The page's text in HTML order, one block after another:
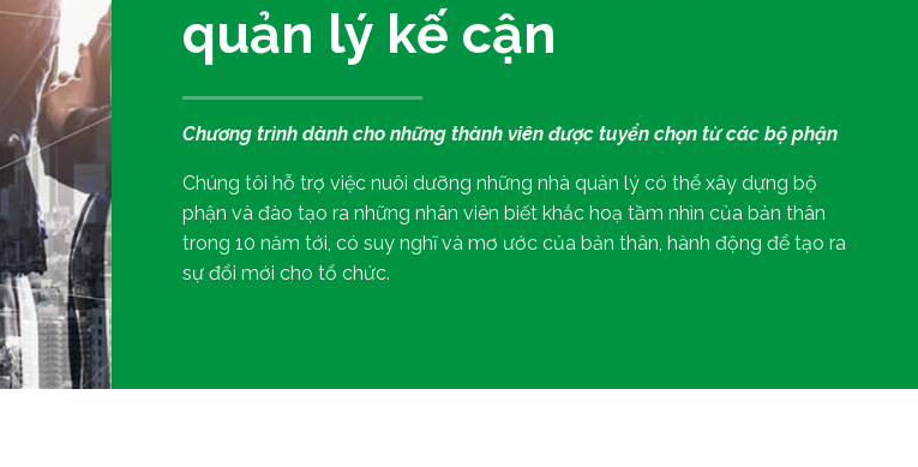
quản lý kế cận
Chương trình dành cho những thành viên được tuyển chọn từ các bộ phận
Chúng tôi hỗ trợ việc nuôi dưỡng những nhà quản lý có thể xây dựng bộ
phận và đào tạo ra những nhân viên biết khắc hoạ tầm nhìn của bản thân
trong 10 năm tới, có suy nghĩ và mơ ước của bản thân, hành động để tạo ra
sự đổi mới cho tổ chức.